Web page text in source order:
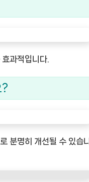
과적입니다.
분명히 개선될 수 있습니